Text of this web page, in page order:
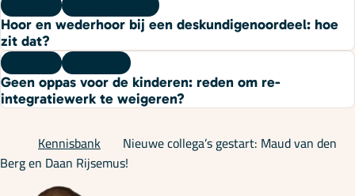
Hoor en wederhoor bij een deskundigenoordeel: hoe
zit dat?
Geen oppas voor de kinderen: reden om re-
integratiewerk te weigeren?
Kennisbank
Nieuwe collega’s gestart: Maud van den
Berg en Daan Rijsemus!